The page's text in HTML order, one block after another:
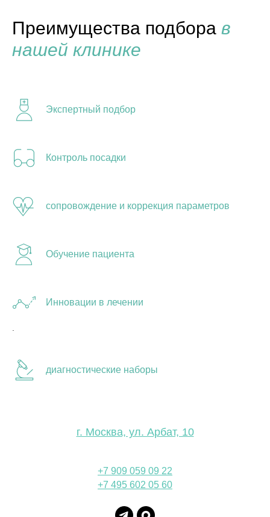
Преимущества подбора в
нашей клинике
Экспертный подбор
Контроль посадки
сопровождение и коррекция параметров
Обучение пациента
Инновации в лечении
.
диагностические наборы
г. Москва, ул. Арбат, 10
+7 909 059 09 22
+7 495 602 05 60